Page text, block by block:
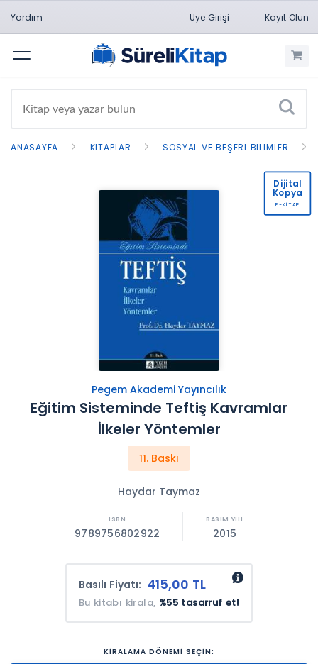
Yardım Üye Girişi Kayıt Olun
Menü
ANASAYFA KITAPLAR SOSYAL VE BEŞERI BILIMLER
Pegem Akademi Yayıncılık
Eğitim Sisteminde Teftiş Kavramlar
İlkeler Yöntemler
11. Baskı
Haydar Taymaz
9789756802922 2015
Basılı Fiyatı: 415,00 TL
Bu kitabı kirala, %55 tasarruf et!
KİRALAMA DÖNEMİ SEÇİN:
Dijital
Kopya
E-KİTAP